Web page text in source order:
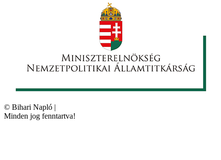
© Bihari Napló |
Minden jog fenntartva!